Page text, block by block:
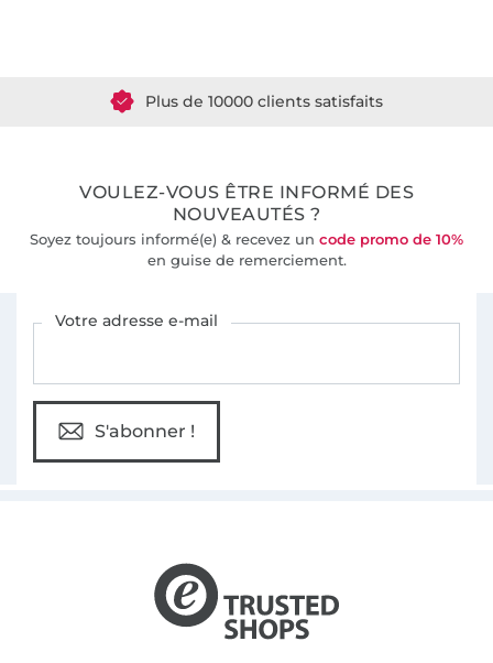
VOULEZ-VOUS ÊTRE INFORMÉ DES
NOUVEAUTÉS ?
Soyez toujours informé(e) & recevez un code promo de 10%
en guise de remerciement.
Votre adresse e-mail
S'abonner !